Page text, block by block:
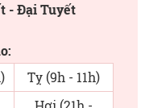
- Đại Tuyết
Tỵ (9h - 11h)